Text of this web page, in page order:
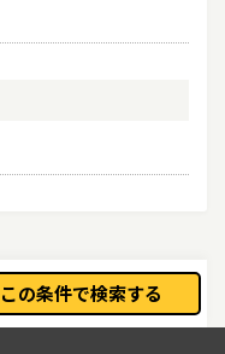
この条件で検索する